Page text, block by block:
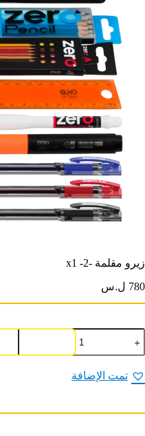
زيرو مقلمة -2- x1
780 ل.س
كمية
زيرو
مقلمة
-2-
x1
تمت الإضافة